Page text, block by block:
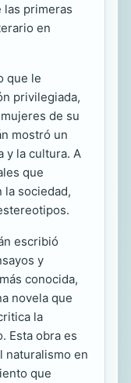
las primeras
en
que le
privilegiada,
de su
mostró un
y la cultura. A
que
la sociedad,
escribió
y
conocida,
novela que
la
Esta obra es
naturalismo en
que